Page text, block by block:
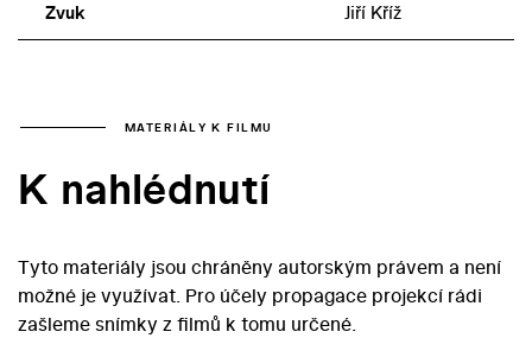
Zvuk Jiří Kříž
MATERIÁLY K FILMU
K nahlédnutí
Tyto materiály jsou chráněny autorským právem a není
možné je využívat. Pro účely propagace projekcí rádi
zašleme snímky z filmů k tomu určené.